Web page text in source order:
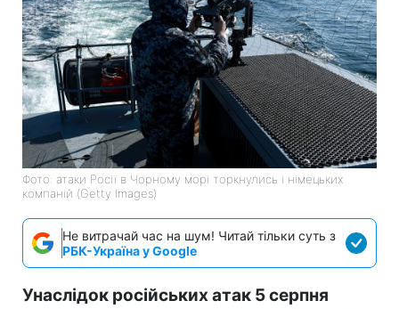
Фото: атаки Росії в Чорному морі торкнулись і німецьких
компаній (Getty Images)
Не витрачай час на шум! Читай тільки суть з
РБК-Україна у Google
Унаслідок російських атак 5 серпня